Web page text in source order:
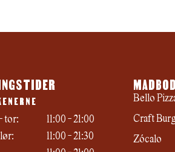
tor:
11:00 - 21:00
11:00 - 21:30
Bello
Craft
Zócalo